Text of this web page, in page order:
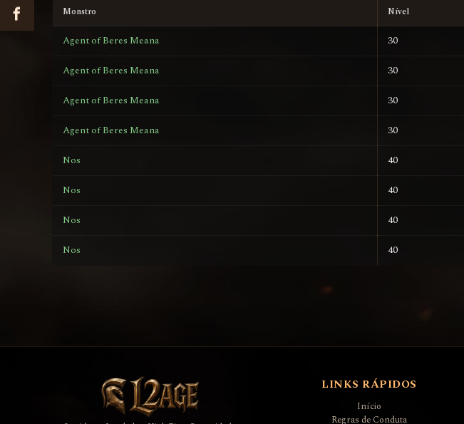
Monstro Nível
Agent of Beres Meana 30
Agent of Beres Meana 30
Agent of Beres Meana 30
Agent of Beres Meana 30
Nos 40
Nos 40
Nos 40
Nos 40
LINKS RÁPIDOS
Início
Regras de Conduta